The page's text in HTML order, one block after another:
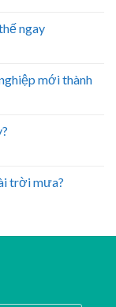
ngay
mới thành
trời mưa?